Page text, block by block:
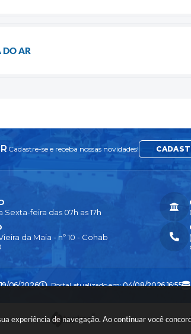
experiência de navegação. Ao continuar você
DO AR
Cadastre-se e receba nossas novidades!
da Maia - nº 10 - Cohab
feira das 07h as 17h
06/2026 Portal atualizado em:04/08/2026 16:55